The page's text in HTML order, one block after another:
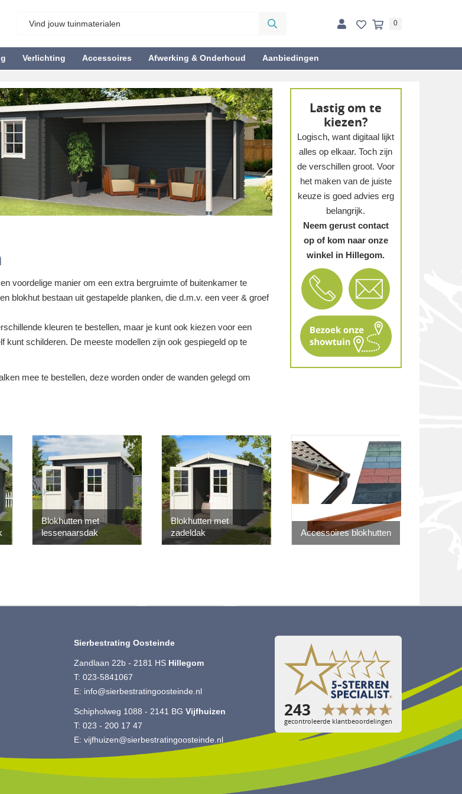
0
Verlichting Accessoires Afwerking & Onderhoud Aanbiedingen
voordelige manier om een extra bergruimte of buitenkamer te
blokhut bestaan uit gestapelde planken, die d.m.v. een veer & groef
kleuren te bestellen, maar je kunt ook kiezen voor een
kunt schilderen. De meeste modellen zijn ook gespiegeld op te
mee te bestellen, deze worden onder de wanden gelegd om
Lastig om te
kiezen?
Logisch, want digitaal lijkt
alles op elkaar. Toch zijn
de verschillen groot. Voor
het maken van de juiste
keuze is goed advies erg
belangrijk.
Neem gerust contact
op of kom naar onze
winkel in Hillegom.
Blokhutten met
lessenaarsdak
Blokhutten met
zadeldak
Accessoires blokhutten
Sierbestrating Oosteinde
Zandlaan 22b - 2181 HS Hillegom
T: 023-5841067
E: info@sierbestratingoosteinde.nl
Schipholweg 1088 - 2141 BG Vijfhuizen
T: 023 - 200 17 47
E: vijfhuizen@sierbestratingoosteinde.nl